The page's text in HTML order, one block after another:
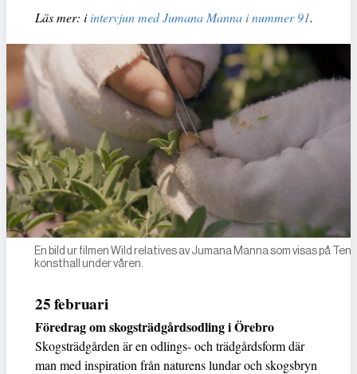
Läs mer: iintervjun med Jumana Manna i nummer 91.
En bild ur filmen Wild relatives av Jumana Manna som visas på
konsthall under våren.
25 februari
Föredrag om skogsträdgårdsodling i Örebro
Skogsträdgården är en odlings- och trädgårdsform där
man med inspiration från naturens lundar och skogsbryn